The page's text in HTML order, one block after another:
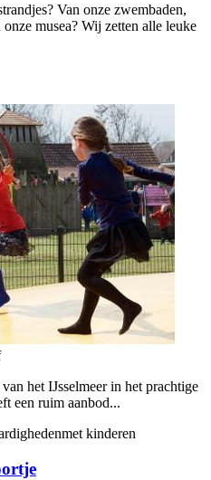
Van onze zwembaden,
musea? Wij zetten alle leuke
het IJsselmeer in het prachtige
een ruim aanbod...
met kinderen